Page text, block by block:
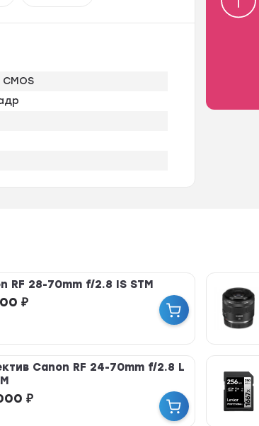
CMOS
RF 28-70mm f/2.8 IS STM
₽
Canon RF 24-70mm f/2.8 L
₽